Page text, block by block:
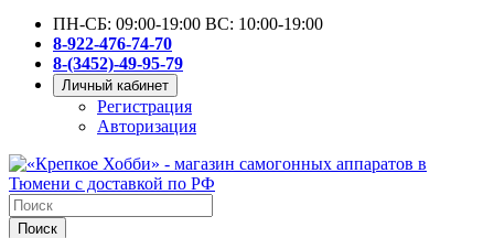
ПН-СБ: 09:00-19:00 ВС: 10:00-19:00
8-922-476-74-70
8-(3452)-49-95-79
Личный кабинет
Регистрация
Авторизация
Поиск